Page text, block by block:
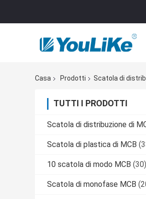
Casa Prodotti Scatola di
TUTTI I PRODOTTI
Scatola di distribuzione di
Scatola di plastica di MCB
10 scatola di modo MCB (30)
Scatola di monofase MCB